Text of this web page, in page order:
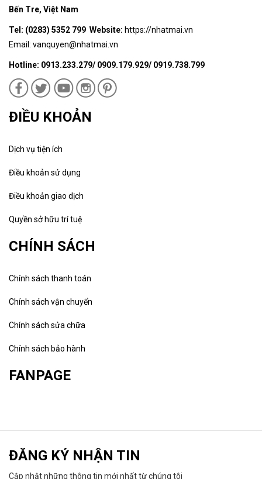
Bến Tre, Việt Nam
Tel: (0283) 5352 799 Website: https://nhatmai.vn
Email: vanquyen@nhatmai.vn
Hotline: 0913.233.279/ 0909.179.929/ 0919.738.799
ĐIỀU KHOẢN
Dịch vụ tiện ích
Điều khoản sử dụng
Điều khoản giao dịch
Quyền sở hữu trí tuệ
CHÍNH SÁCH
Chính sách thanh toán
Chính sách vận chuyển
Chính sách sửa chữa
Chính sách bảo hành
FANPAGE
ĐĂNG KÝ NHẬN TIN
Cập nhật những thông tin mới nhất từ chúng tôi